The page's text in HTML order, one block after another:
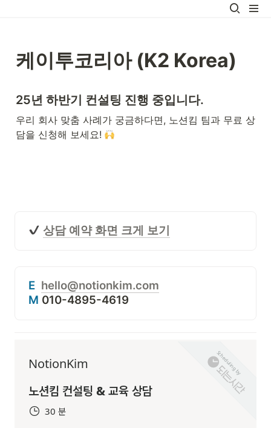
케이투코리아 (K2 Korea)
25년 하반기 컨설팅 진행 중입니다.
우리 회사 맞춤 사례가 궁금하다면, 노션킴 팀과 무료 상
담을 신청해 보세요!
상담 예약 화면 크게 보기
E hello@notionkim.com
M 010-4895-4619